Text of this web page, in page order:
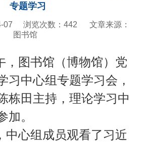
专题学习
07 浏览次数： 442
文章来源：
图书馆
，图书馆（博物馆）党
习中心组专题学习会，
栋田主持，理论学习中
加。
中心组成员观看了习近